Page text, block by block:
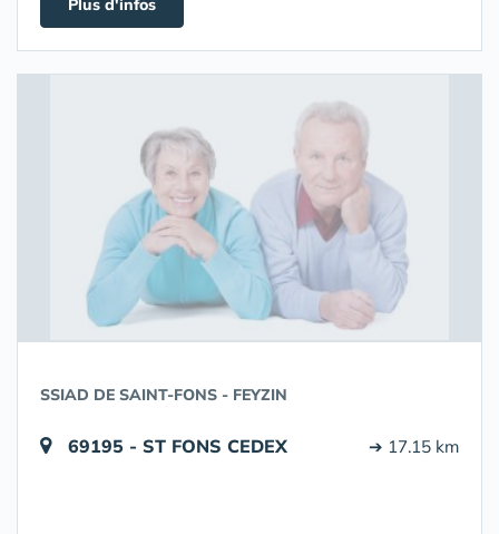
Plus d'infos
SSIAD DE SAINT-FONS - FEYZIN
69195 - ST FONS CEDEX ➔ 17.15 km